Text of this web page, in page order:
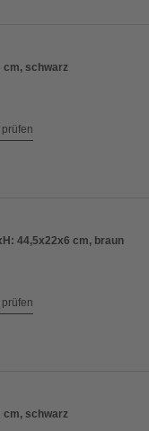
cm, schwarz
44,5x22x6 cm, braun
cm, schwarz